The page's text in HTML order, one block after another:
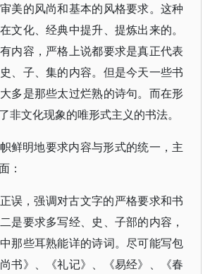
美的风尚和基本的风格要求。这种
文化、经典中提升、提炼出来的。
内容，严格上说都要求是真正代表
、子、集的内容。但是今天一些书
多是那些太过烂熟的诗句。而在形
非文化现象的唯形式主义的书法。
鲜明地要求内容与形式的统一，主
：
误，强调对古文字的严格要求和书
是要求多写经、史、子部的内容，
那些耳熟能详的诗词。尽可能写包
书》、《礼记》、《易经》、《春